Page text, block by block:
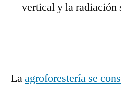
vertical y la radiación
Laagroforestería se